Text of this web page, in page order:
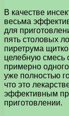
В качестве
весьма
для
пять столовых
пиретрума
целебную смесь
примерно
уже полностью
что это
эффективным
приготовлении.